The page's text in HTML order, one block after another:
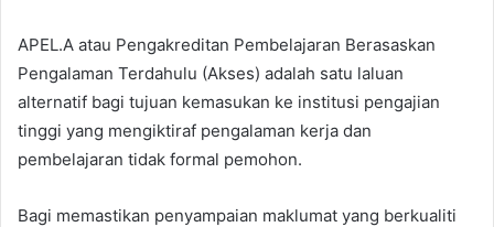
APEL.A atau Pengakreditan Pembelajaran Berasaskan
Pengalaman Terdahulu (Akses) adalah satu laluan
alternatif bagi tujuan kemasukan ke institusi pengajian
tinggi yang mengiktiraf pengalaman kerja dan
pembelajaran tidak formal pemohon.
Bagi memastikan penyampaian maklumat yang berkualiti